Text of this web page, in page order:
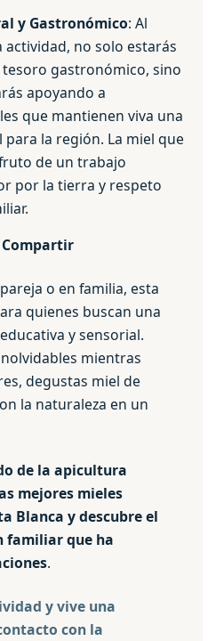
y Gastronómico: Al
no solo estarás
gastronómico, sino
apoyando a
que mantienen viva una
la región. La miel que
de un trabajo
por la tierra y respeto
Compartir
o en familia, esta
quienes buscan una
y sensorial.
mientras
degustas miel de
la naturaleza en un
de la apicultura
mejores mieles
Blanca y descubre el
familiar que ha
.
y vive una
con la